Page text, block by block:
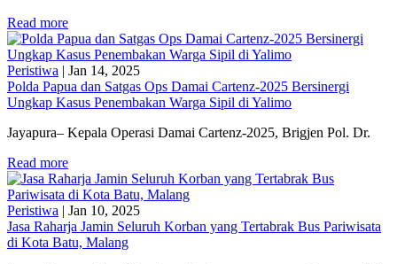
Read more
Peristiwa | Jan 14, 2025
Polda Papua dan Satgas Ops Damai Cartenz-2025 Bersinergi
Ungkap Kasus Penembakan Warga Sipil di Yalimo
Jayapura– Kepala Operasi Damai Cartenz-2025, Brigjen Pol. Dr.
Read more
Peristiwa | Jan 10, 2025
Jasa Raharja Jamin Seluruh Korban yang Tertabrak Bus Pariwisata
di Kota Batu, Malang